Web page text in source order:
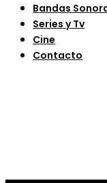
Bandas
Series y Tv
Cine
Contacto